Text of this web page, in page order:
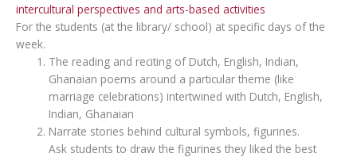
intercultural perspectives and arts-based activities
For the students (at the library/ school) at specific days of the
week.
The reading and reciting of Dutch, English, Indian,
Ghanaian poems around a particular theme (like
marriage celebrations) intertwined with Dutch, English,
Indian, Ghanaian
Narrate stories behind cultural symbols, figurines.
Ask students to draw the figurines they liked the best